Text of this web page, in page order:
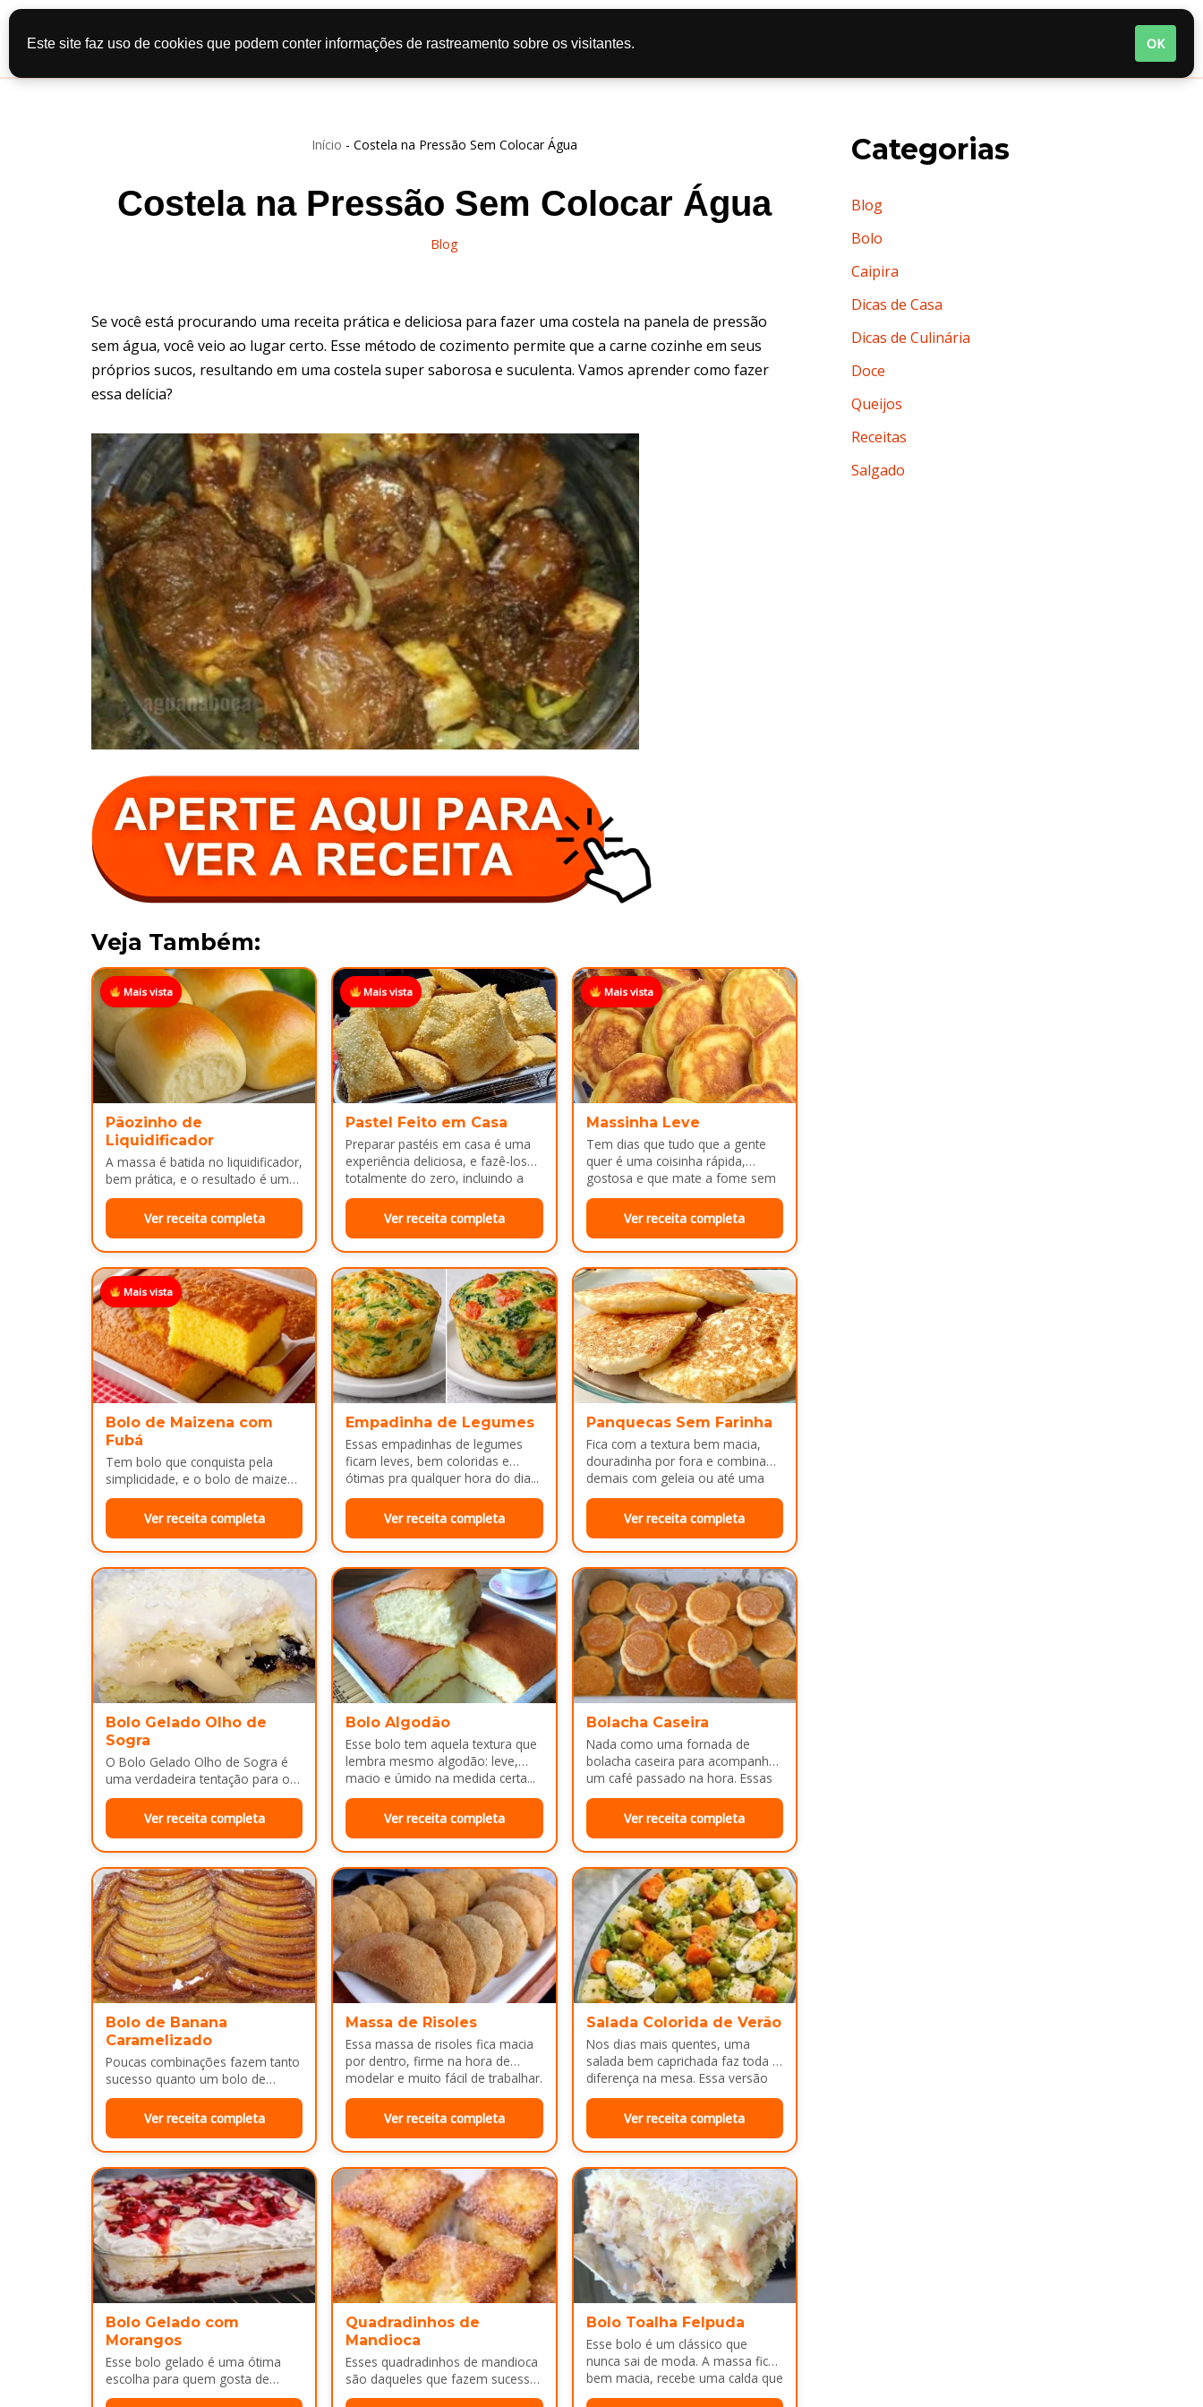
Pular
para
Contato
Políticas de Privacidade
Início - Costela na Pressão Sem Colocar Água
Costela na Pressão Sem Colocar Água
Blog
Se você está procurando uma receita prática e deliciosa para fazer uma costela na panela de pressão
sem água, você veio ao lugar certo. Esse método de cozimento permite que a carne cozinhe em seus
próprios sucos, resultando em uma costela super saborosa e suculenta. Vamos aprender como fazer
essa delícia?
Veja Também:
Mais vista
Pãozinho de
Liquidificador
A massa é batida no liquidificador,
bem prática, e o resultado é um
pão leve, macio...
Ver receita completa
Mais vista
Pastel Feito em Casa
Preparar pastéis em casa é uma
experiência deliciosa, e fazê-los
totalmente do zero, incluindo a
massa, fica melhor ainda...
Ver receita completa
Mais vista
Massinha Leve
Tem dias que tudo que a gente
quer é uma coisinha rápida,
gostosa e que mate a fome sem
dar trabalho...
Ver receita completa
Mais vista
Bolo de Maizena com
Fubá
Tem bolo que conquista pela
simplicidade, e o bolo de maizena
com fubá é um ótimo exemplo..
Ver receita completa
Empadinha de Legumes
Essas empadinhas de legumes
ficam leves, bem coloridas e
ótimas pra qualquer hora do dia...
Ver receita completa
Panquecas Sem Farinha
Fica com a textura bem macia,
douradinha por fora e combina
demais com geleia ou até uma
manteiguinha derretendo por
Ver receita completa
Bolo Gelado Olho de
Sogra
O Bolo Gelado Olho de Sogra é
uma verdadeira tentação para os
amantes de sobremesas
refrescantes e cheias de sabor...
Ver receita completa
Bolo Algodão
Esse bolo tem aquela textura que
lembra mesmo algodão: leve,
macio e úmido na medida certa...
Ver receita completa
Bolacha Caseira
Nada como uma fornada de
bolacha caseira para acompanhar
um café passado na hora. Essas
bolachinhas ficam levemente
douradas por…
Ver receita completa
Bolo de Banana
Caramelizado
Poucas combinações fazem tanto
sucesso quanto um bolo de
banana com uma calda
douradinha por cima. Enquanto
assa, aquele cheirinho…
Ver receita completa
Massa de Risoles
Essa massa de risoles fica macia
por dentro, firme na hora de
modelar e muito fácil de trabalhar.
É uma…
Ver receita completa
Salada Colorida de Verão
Nos dias mais quentes, uma
salada bem caprichada faz toda a
diferença na mesa. Essa versão
colorida reúne legumes cozidos…
Ver receita completa
Bolo Gelado com
Morangos
Esse bolo gelado é uma ótima
escolha para quem gosta de
sobremesas bem cremosas e
Quadradinhos de
Mandioca
Esses quadradinhos de mandioca
são daqueles que fazem sucesso
no café da tarde ou como
Bolo Toalha Felpuda
Esse bolo é um clássico que
nunca sai de moda. A massa fica
bem macia, recebe uma calda que
deixa…
Categorias
Blog
Bolo
Caipira
Dicas de Casa
Dicas de Culinária
Doce
Queijos
Receitas
Salgado
Este site faz uso de cookies que podem conter informações de rastreamento sobre os visitantes. OK